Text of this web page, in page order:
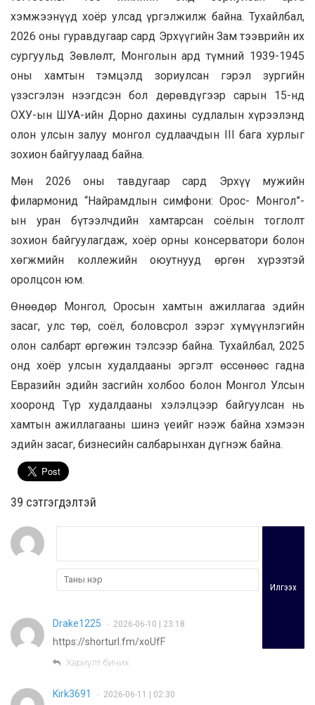
хэмжээнүүд хоёр улсад үргэлжилж байна. Тухайлбал,
2026 оны гуравдугаар сард Эрхүүгийн Зам тээврийн их
сургуульд Зөвлөлт, Монголын ард түмний 1939-1945
оны хамтын тэмцэлд зориулсан гэрэл зургийн
үзэсгэлэн нээгдсэн бол дөрөвдүгээр сарын 15-нд
ОХУ-ын ШУА-ийн Дорно дахины судлалын хүрээлэнд
олон улсын залуу монгол судлаачдын III бага хурлыг
зохион байгуулаад байна.
Мөн 2026 оны тавдугаар сард Эрхүү мужийн
филармонид “Найрамдлын симфони: Орос- Монгол”-
ын уран бүтээлчдийн хамтарсан соёлын тоглолт
зохион байгуулагдаж, хоёр орны консерватори болон
хөгжмийн коллежийн оюутнууд өргөн хүрээтэй
оролцсон юм.
Өнөөдөр Монгол, Оросын хамтын ажиллагаа эдийн
засаг, улс төр, соёл, боловсрол зэрэг хүмүүнлэгийн
олон салбарт өргөжин тэлсээр байна. Тухайлбал, 2025
онд хоёр улсын худалдааны эргэлт өссөнөөс гадна
Евразийн эдийн засгийн холбоо болон Монгол Улсын
хооронд Түр худалдааны хэлэлцээр байгуулсан нь
хамтын ажиллагааны шинэ үеийг нээж байна хэмээн
эдийн засаг, бизнесийн салбарынхан дүгнэж байна.
39 cэтгэгдэлтэй
Илгээх
Drake1225 • 2026-06-10 | 23:18
https://shorturl.fm/xoUfF
Хариулт бичих
Kirk3691 • 2026-06-11 | 02:30